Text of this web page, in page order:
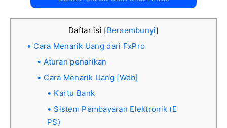
Daftar isi [Bersembunyi]
Cara Menarik Uang dari FxPro
Aturan penarikan
Cara Menarik Uang [Web]
Kartu Bank
Sistem Pembayaran Elektronik (E
PS)